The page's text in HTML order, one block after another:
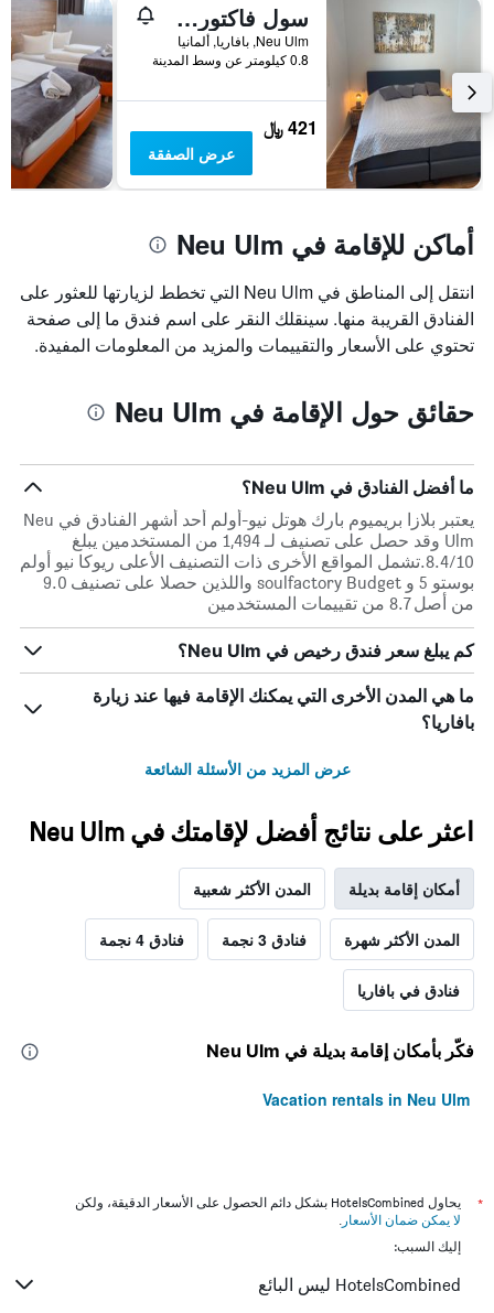
سول فاكتوري أبارتمنتس
Neu Ulm, بافاريا, ألمانيا
0.8 كيلومتر عن وسط المدينة
421 ﷼
عرض الصفقة
أماكن للإقامة في Neu Ulm
انتقل إلى المناطق في Neu Ulm التي تخطط لزيارتها للعثور على
الفنادق القريبة منها. سينقلك النقر على اسم فندق ما إلى صفحة
تحتوي على الأسعار والتقييمات والمزيد من المعلومات المفيدة.
حقائق حول الإقامة في Neu Ulm
ما أفضل الفنادق في Neu Ulm؟
يعتبر بلازا بريميوم بارك هوتل نيو-أولم أحد أشهر الفنادق في Neu
Ulm وقد حصل على تصنيف لـ 1,494 من المستخدمين يبلغ
8.4/10.تشمل المواقع الأخرى ذات التصنيف الأعلى ريوكا نيو أولم
بوستو 5 و soulfactory Budget واللذين حصلا على تصنيف 9.0
من أصل 8.7 من تقييمات المستخدمين
كم يبلغ سعر فندق رخيص في Neu Ulm؟
ما هي المدن الأخرى التي يمكنك الإقامة فيها عند زيارة
بافاريا؟
عرض المزيد من الأسئلة الشائعة
اعثر على نتائج أفضل لإقامتك في Neu Ulm
أمكان إقامة بديلة المدن الأكثر شعبية
المدن الأكثر شهرة فنادق 3 نجمة فنادق 4 نجمة
فنادق في بافاريا
فكّر بأمكان إقامة بديلة في Neu Ulm
Vacation rentals in Neu Ulm
*
يحاول HotelsCombined بشكل دائم الحصول على الأسعار الدقيقة، ولكن
لا يمكن ضمان الأسعار .
إليك السبب:
HotelsCombined ليس البائع